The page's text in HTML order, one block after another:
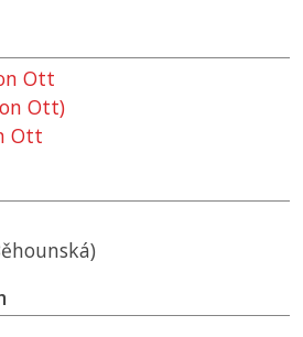
Ott
Ott)
Ott